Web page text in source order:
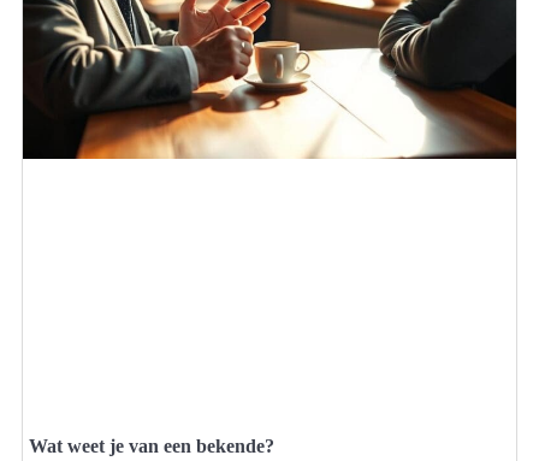
Wat weet je van een bekende?